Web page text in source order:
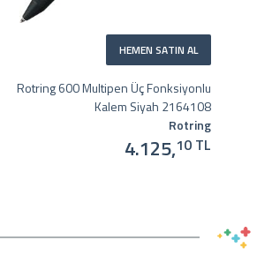
HEMEN SATIN AL
Rotring 600 Multipen Üç Fonksiyonlu
Kalem Siyah 2164108
Rotring
4.125,10 TL